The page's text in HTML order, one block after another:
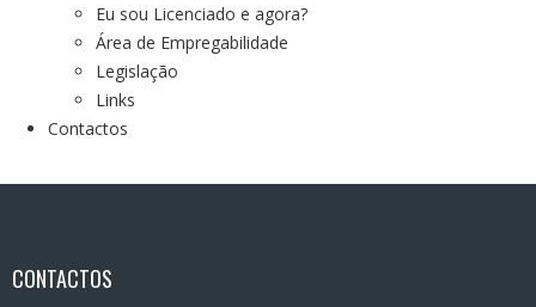
Eu sou Licenciado e agora?
Área de Empregabilidade
Legislação
Links
Contactos
CONTACTOS